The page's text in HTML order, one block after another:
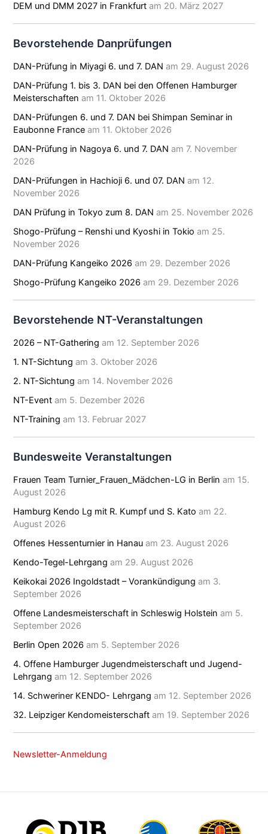
DEM und DMM 2027 in Frankfurt am 20. März 2027
Bevorstehende Danprüfungen
DAN-Prüfung in Miyagi 6. und 7. DAN am 29. August 2026
DAN-Prüfung 1. bis 3. DAN bei den Offenen Hamburger
Meisterschaften am 11. Oktober 2026
DAN-Prüfungen 6. und 7. DAN bei Shimpan Seminar in
Eaubonne France am 11. Oktober 2026
DAN-Prüfung in Nagoya 6. und 7. DAN am 7. November
2026
DAN-Prüfungen in Hachioji 6. und 07. DAN am 12.
November 2026
DAN Prüfung in Tokyo zum 8. DAN am 25. November 2026
Shogo-Prüfung – Renshi und Kyoshi in Tokio am 25.
November 2026
DAN-Prüfung Kangeiko 2026 am 29. Dezember 2026
Shogo-Prüfung Kangeiko 2026 am 29. Dezember 2026
Bevorstehende NT-Veranstaltungen
2026 – NT-Gathering am 12. September 2026
1. NT-Sichtung am 3. Oktober 2026
2. NT-Sichtung am 14. November 2026
NT-Event am 5. Dezember 2026
NT-Training am 13. Februar 2027
Bundesweite Veranstaltungen
Frauen Team Turnier_Frauen_Mädchen-LG in Berlin am 15.
August 2026
Hamburg Kendo Lg mit R. Kumpf und S. Kato am 22.
August 2026
Offenes Hessenturnier in Hanau am 23. August 2026
Kendo-Tegel-Lehrgang am 29. August 2026
Keikokai 2026 Ingoldstadt – Vorankündigung am 3.
September 2026
Offene Landesmeisterschaft in Schleswig Holstein am 5.
September 2026
Berlin Open 2026 am 5. September 2026
4. Offene Hamburger Jugendmeisterschaft und Jugend-
Lehrgang am 12. September 2026
14. Schweriner KENDO- Lehrgang am 12. September 2026
32. Leipziger Kendomeisterschaft am 19. September 2026
Newsletter-Anmeldung